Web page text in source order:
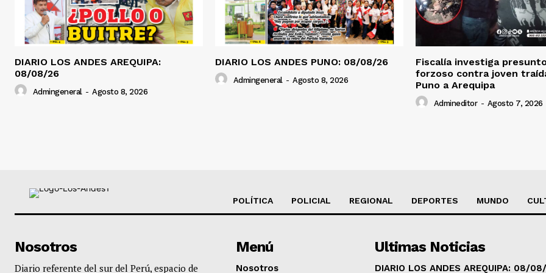
DIARIO LOS ANDES AREQUIPA:
08/08/26
Admingeneral - Agosto 8, 2026
DIARIO LOS ANDES PUNO: 08/08/26
Admingeneral - Agosto 8, 2026
Fiscalía investiga
forzoso contra joven
Puno a Arequipa
Admineditor - Agosto 7, 2026
POLÍTICA POLICIAL REGIONAL DEPORTES MUNDO
Nosotros
Diario referente del sur del Perú, espacio de
Menú
Nosotros
Ultimas Noticias
DIARIO LOS ANDES AREQUIPA: 08/